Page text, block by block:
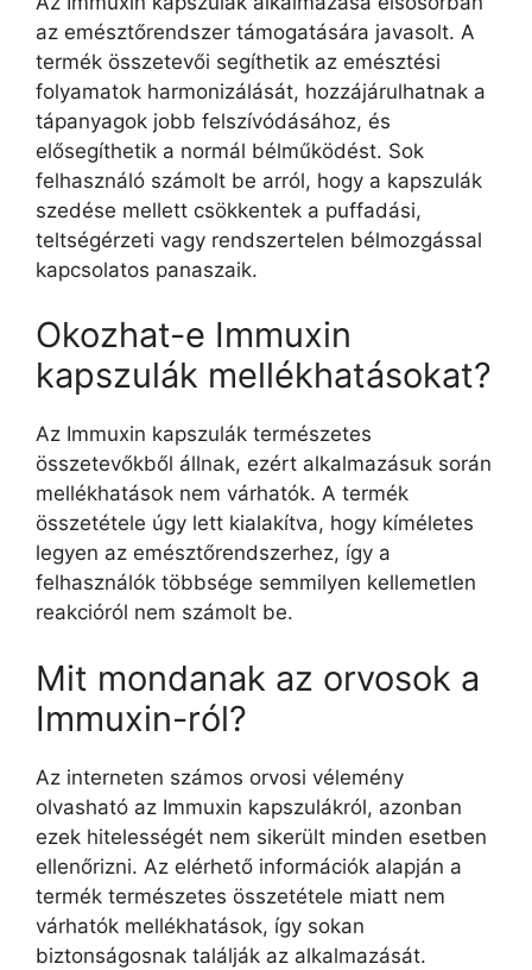
az emésztőrendszer támogatására javasolt. A
termék összetevői segíthetik az emésztési
folyamatok harmonizálását, hozzájárulhatnak a
tápanyagok jobb felszívódásához, és
elősegíthetik a normál bélműködést. Sok
felhasználó számolt be arról, hogy a kapszulák
szedése mellett csökkentek a puffadási,
teltségérzeti vagy rendszertelen bélmozgással
kapcsolatos panaszaik.
Okozhat-e Immuxin
kapszulák mellékhatásokat?
Az Immuxin kapszulák természetes
összetevőkből állnak, ezért alkalmazásuk során
mellékhatások nem várhatók. A termék
összetétele úgy lett kialakítva, hogy kíméletes
legyen az emésztőrendszerhez, így a
felhasználók többsége semmilyen kellemetlen
reakcióról nem számolt be.
Mit mondanak az orvosok a
Immuxin-ról?
Az interneten számos orvosi vélemény
olvasható az Immuxin kapszulákról, azonban
ezek hitelességét nem sikerült minden esetben
ellenőrizni. Az elérhető információk alapján a
termék természetes összetétele miatt nem
várhatók mellékhatások, így sokan
biztonságosnak találják az alkalmazását.